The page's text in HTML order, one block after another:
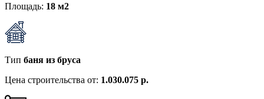
Площадь: 18 м2
Тип баня из бруса
Цена строительства от: 1.030.075 р.